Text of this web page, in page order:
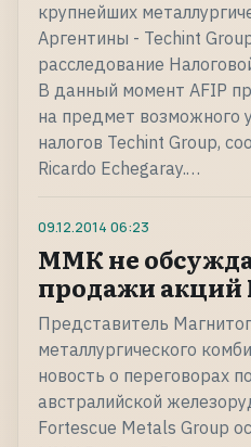
крупнейших
Аргентины - Techint
расследование
В данный момент AFIP
на предмет возможного
налогов Techint Group,
Ricardo Echegaray.…
09.12.2014 06:23
ММК не
продажи акций
Представитель
металлургического
новость о переговорах
австралийской
Fortescue Metals Group